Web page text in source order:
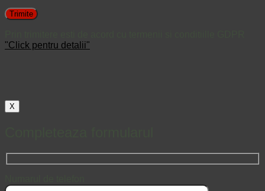
"Click pentru detalii"
X